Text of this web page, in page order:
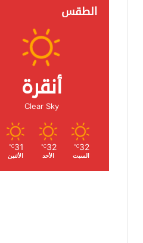
الطقس
أنقرة
Clear Sky
32
℃
السبت
32
℃
الأحد
31
℃
الأثنين